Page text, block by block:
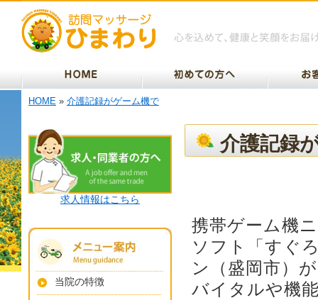
HOME » 介護記録がゲーム機で
介護記録
携帯ゲーム機
ソフト「すぐ
ン（盛岡市）
バイタルや機
求人情報はこちら
当院の特徴